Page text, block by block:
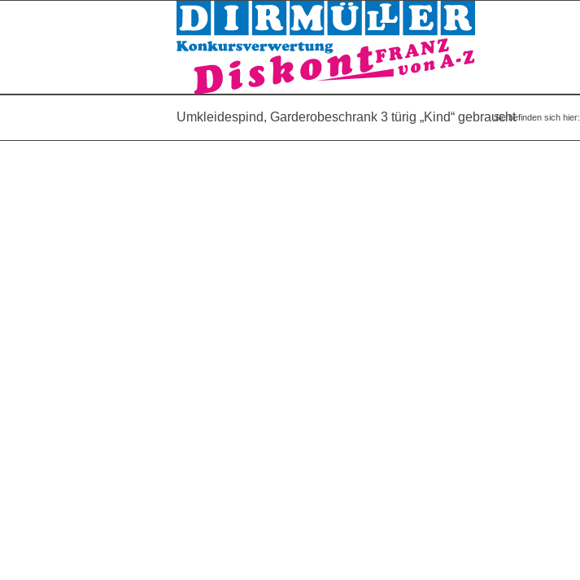
Umkleidespind, Garderobeschrank 3 türig „Kind“ gebrauchtSie befinden sich hier: